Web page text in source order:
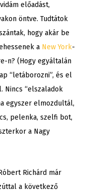
előadást,
öntve. Tudtátok
hogy akár be
a New York-
n? (Hogy egyáltalán
“letáborozni”, és el
Nincs “elszaladok
egyszer elmozdultál,
pelenka, szelfi bot,
a Nagy
Richárd már
a következő